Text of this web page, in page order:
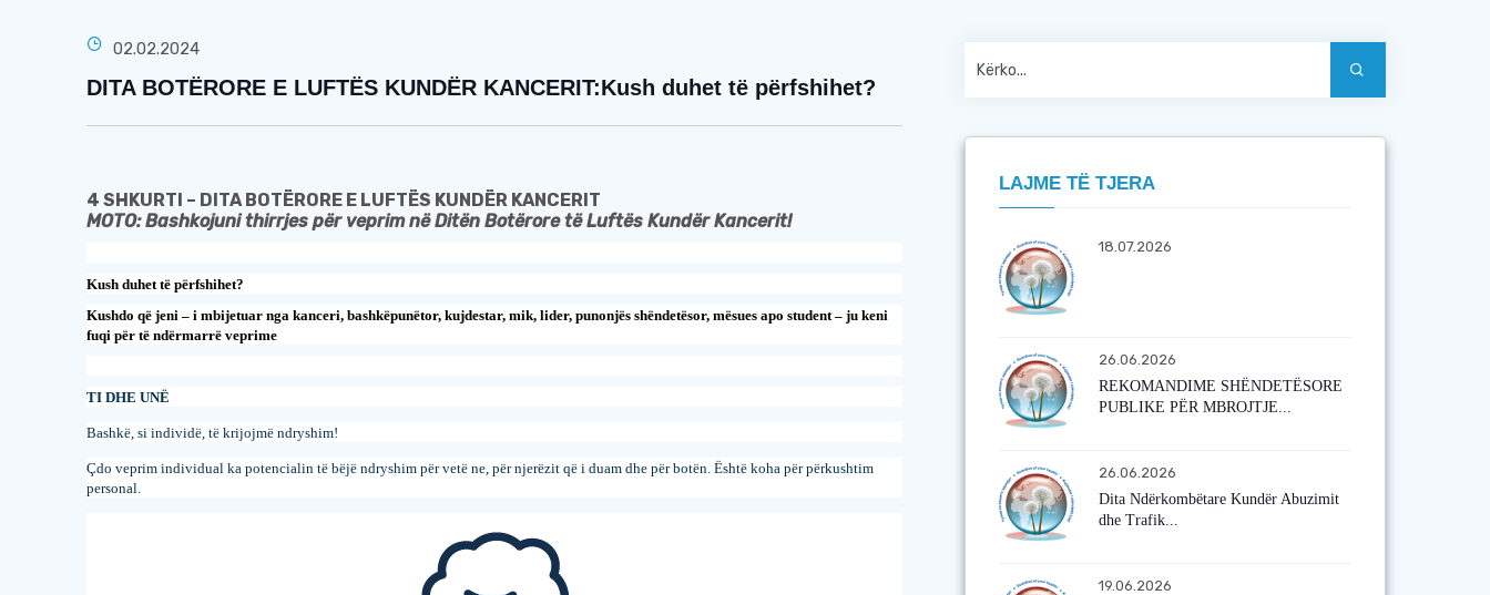
02.02.2024
DITA BOTËRORE E LUFTËS KUNDËR KANCERIT:Kush duhet të përfshihet?
4 SHKURTI – DITA BOTËRORE E LUFTËS KUNDËR KANCERIT
MOTO: Bashkojuni thirrjes për veprim në Ditën Botërore të Luftës Kundër Kancerit!
Kush duhet të përfshihet?
Kushdo që jeni – i mbijetuar nga kanceri, bashkëpunëtor, kujdestar, mik, lider, punonjës shëndetësor, mësues apo student –ju keni
fuqi për të ndërmarrë veprime
TI DHE UNË
Bashkë, si individë, të krijojmë ndryshim!
Çdo veprim individual ka potencialin të bëjë ndryshim për vetë ne, për njerëzit që i duam dhe për botën.Është koha për përkushtim
personal.
LAJME TË TJERA
18.07.2026
26.06.2026
REKOMANDIME SHËNDETËSORE
PUBLIKE PËR MBROJTJE...
26.06.2026
Dita Ndërkombëtare Kundër Abuzimit
dhe Trafik...
19.06.2026